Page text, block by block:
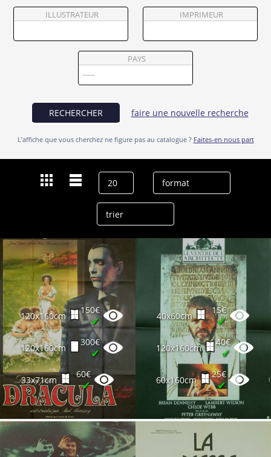
Vendre
ILLUSTRATEUR IMPRIMEUR
PAYS
RECHERCHER faire une nouvelle recherche
L’affiche que vous cherchez ne figure pas au catalogue ? Faites-en nous part
120x160cm
150€
✔
120x160cm
300€
✔
33x71cm
60€
✔
40x60cm
15€
✔
120x160cm
40€
✔
60x160cm
25€
✔